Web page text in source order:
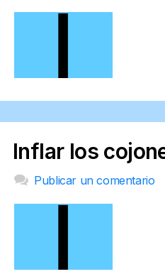
Inflar los
Publicar un comentario